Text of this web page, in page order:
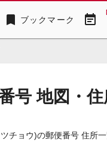
bookmark ブックマーク event_note
号 地図・
チョウ)の郵便番号 住所